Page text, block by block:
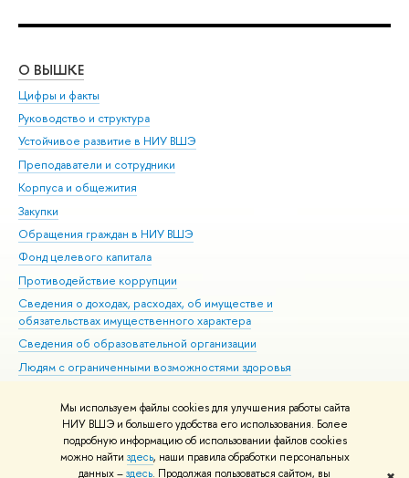
Мы используем файлы cookies для улучшения работы сайта
НИУ ВШЭ и большего удобства его использования. Более
подробную информацию об использовании файлов cookies
можно найти здесь, наши правила обработки персональных
данных –здесь. Продолжая пользоваться сайтом, вы
О ВЫШКЕ
Цифры и факты
Руководство и структура
Устойчивое развитие в НИУ ВШЭ
Преподаватели и сотрудники
Корпуса и общежития
Закупки
Обращения граждан в НИУ ВШЭ
Фонд целевого капитала
Противодействие коррупции
Сведения о доходах, расходах, об имуществе и
обязательствах имущественного характера
Сведения об образовательной организации
Людям с ограниченными возможностями здоровья
Работа в Вышке